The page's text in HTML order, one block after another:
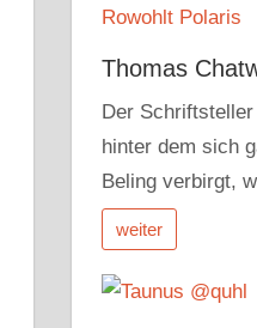
Thomas
Der
hinter dem sich
Beling verbirgt,
weiter